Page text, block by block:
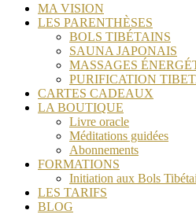
MA VISION
LES PARENTHÈSES
BOLS TIBÉTAINS
SAUNA JAPONAIS
MASSAGES
PURIFICATION
CARTES CADEAUX
LA BOUTIQUE
Livre oracle
Méditations guidées
Abonnements
FORMATIONS
Initiation aux Bols
LES TARIFS
BLOG